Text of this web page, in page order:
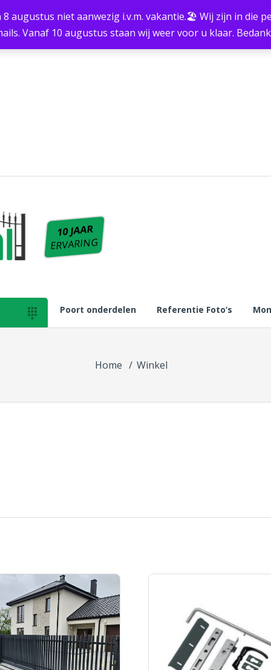
10 JAAR
ERVARING
 Poort onderdelen Referentie Foto’s
Home Winkel
augustus niet aanwezig i.v.m. vakantie.🏖 Wij zijn in die
Vanaf 10 augustus staan wij weer voor u klaar.